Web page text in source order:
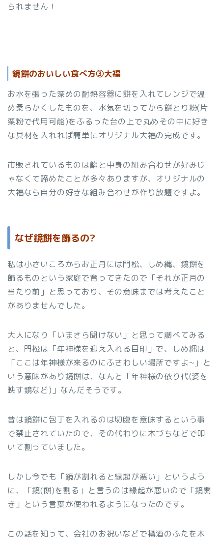
られません！
鏡餅のおいしい食べ方③大福
お水を張った深めの耐熱容器に餅を入れてレンジで温
め柔らかくしたものを、水気を切ってから餅とり粉(片
栗粉で代用可能)をふるった台の上で丸めその中に好き
な具材を入れれば簡単にオリジナル大福の完成です。
市販されているものは餡と中身の組み合わせが好みじ
ゃなくて諦めたことが多々ありますが、オリジナルの
大福なら自分の好きな組み合わせが作り放題ですよ。
なぜ鏡餅を飾るの?
私は小さいころからお正月には門松、しめ縄、鏡餅を
飾るものという家庭で育ってきたので「それが正月の
当たり前」と思っており、その意味までは考えたこと
がありませんでした。
大人になり「いまさら聞けない」と思って調べてみる
と、門松は「年神様を迎え入れる目印」で、しめ縄は
「ここは年神様が来るのにふさわしい場所ですよ~」と
いう意味があり鏡餅は、なんと「年神様の依り代(姿を
映す鏡など)」なんだそうです。
昔は鏡餅に包丁を入れるのは切腹を意味するという事
で禁止されていたので、その代わりに木づちなどで叩
いて割っていました。
しかし今でも「鏡が割れると縁起が悪い」というよう
に、「鏡(餅)を割る」と言うのは縁起が悪いので「鏡開
き」という言葉が使われるようになったのです。
この話を知って、会社のお祝いなどで樽酒のふたを木